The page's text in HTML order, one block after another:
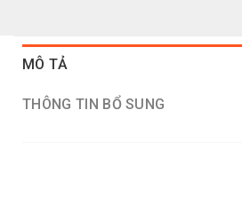
MÔ TẢ
THÔNG TIN BỔ SUNG